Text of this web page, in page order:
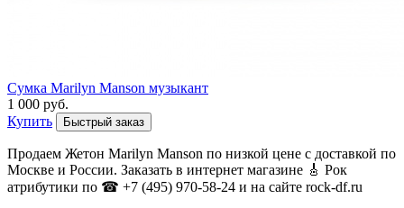
Сумка Marilyn Manson музыкант
1 000 руб.
Купить
Быстрый заказ
Продаем Жетон Marilyn Manson по низкой цене с доставкой по
Москве и России. Заказать в интернет магазине 🎸 Рок
атрибутики по ☎ +7 (495) 970-58-24 и на сайте rock-df.ru